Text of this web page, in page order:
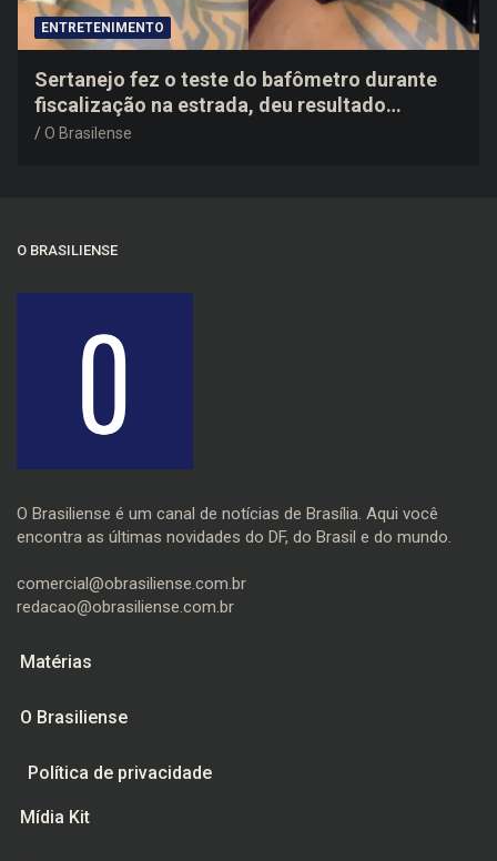
ENTRETENIMENTO
Sertanejo fez o teste do bafômetro durante
fiscalização na estrada, deu resultado
negativo e elogiou o trabalho dos agentes de
O Brasilense
O BRASILIENSE
O Brasiliense é um canal de notícias de Brasília. Aqui você
encontra as últimas novidades do DF, do Brasil e do mundo.
comercial@obrasiliense.com.br
redacao@obrasiliense.com.br
Matérias
O Brasiliense
Política de privacidade
Mídia Kit